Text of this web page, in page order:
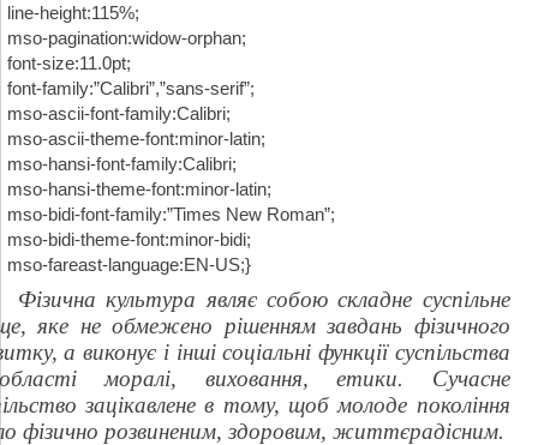
line-height:115%;
mso-pagination:widow-orphan;
font-size:11.0pt;
font-family:”Calibri”,”sans-serif”;
mso-ascii-font-family:Calibri;
mso-ascii-theme-font:minor-latin;
mso-hansi-font-family:Calibri;
mso-hansi-theme-font:minor-latin;
mso-bidi-font-family:”Times New Roman”;
mso-bidi-theme-font:minor-bidi;
mso-fareast-language:EN-US;}
Фізична культура являє собою складне суспільне
яке не обмежено рішенням завдань фізичного
а виконує і інші соціальні функції суспільства
моралі, виховання, етики. Сучасне
зацікавлене в тому, щоб молоде покоління
фізично розвиненим, здоровим, життєрадісним.